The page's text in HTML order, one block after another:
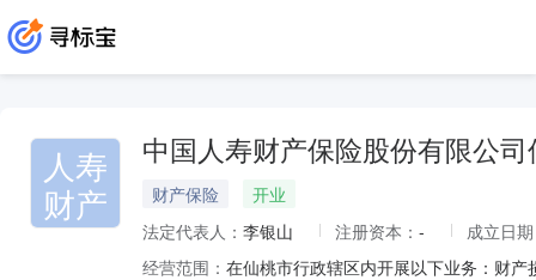
人寿
财产
中国人寿财产保险股份有限公
财产保险
开业
法定代表人： 李银山 注册资本： -
成立日
经营范围： 在仙桃市行政辖区内开展以下业务：财